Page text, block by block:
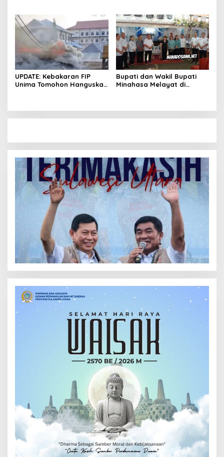
UPDATE: Kebakaran FIP
Unima Tomohon Hanguskan
Bupati dan Wakil Bupati
Minahasa Melayat di